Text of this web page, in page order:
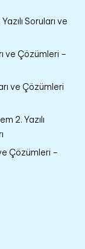
Soruları ve
ve Çözümleri –
ve Çözümleri
2. Yazılı
ve Çözümleri –